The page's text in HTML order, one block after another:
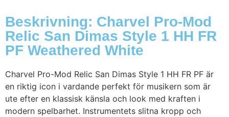
Beskrivning: Charvel Pro-Mod
Relic San Dimas Style 1 HH FR
PF Weathered White
Charvel Pro-Mod Relic San Dimas Style 1 HH FR PF är
en riktig icon i vardande perfekt för musikern som är
ute efter en klassisk känsla och look med kraften i
modern spelbarhet. Instrumentets slitna kropp och